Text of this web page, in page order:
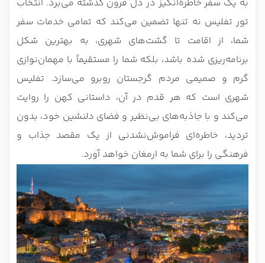
به یک سفر خاطره‌انگیز در دل قرون گذشته می‌برد. انتخاب
تور تفلیس نه تنها تضمین می‌کند که تمامی خدمات سفر
شما، از اقامت تا گشت‌های شهری، به بهترین شکل
برنامه‌ریزی شده باشد، بلکه شما را مستقیماً با مهمان‌نوازی
گرم و صمیمی مردم گرجستان روبرو می‌سازد. تفلیس
شهری است که هر قدم در آن، داستانی کهن را روایت
می‌کند و با جاذبه‌های بی‌نظیر و فضای دلنشین خود، بدون
تردید، خاطره‌ای فراموش‌نشدنی از یک مقصد جذاب و
فرهنگی را برای شما به ارمغان خواهد آورد.